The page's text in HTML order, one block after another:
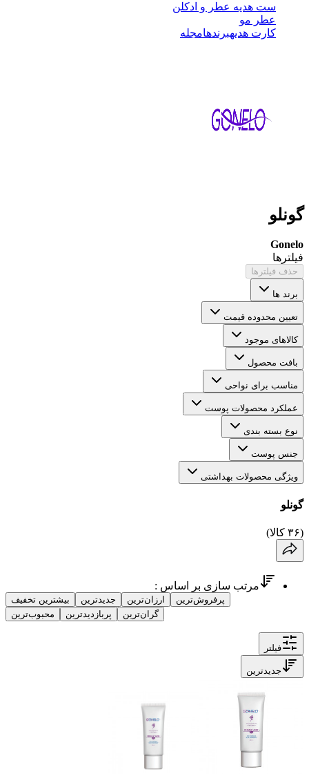
ست هدیه عطر و ادکلن
عطر مو
کارت هدیهبرندهامجله
گونلو
Gonelo
فیلترها
حذف فیلترها
برند ها
تعیین محدوده قیمت
کالاهای موجود
بافت محصول
مناسب برای نواحی
عملکرد محصولات پوست
نوع بسته بندی
جنس پوست
ویژگی محصولات بهداشتی
گونلو
(۳۶ کالا)
مرتب سازی بر اساس :
بیشترین تخفیف جدیدترین ارزان‌ترین
پرفروش‌ترین
محبوب‌ترین
پربازدیدترین گران‌ترین
فیلتر
جدیدترین